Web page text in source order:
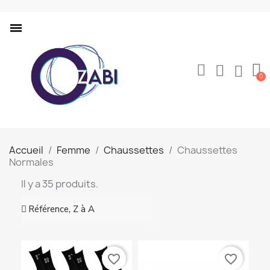
Accueil Femme Chaussettes
Chaussettes
Normales
Il y a 35 produits.
favorite_border favorite_border